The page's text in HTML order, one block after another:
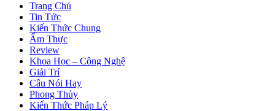
Trang Chủ
Tin Tức
Kiến Thức Chung
Ẩm Thực
Review
Khoa Học – Công Nghệ
Giải Trí
Câu Nói Hay
Phong Thủy
Kiến Thức Pháp Lý